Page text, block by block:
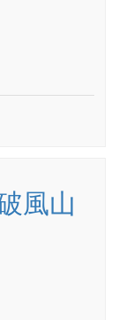
風山